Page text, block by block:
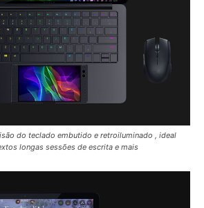
do teclado embutido e retroiluminado , ideal
longas sessões de escrita e mais